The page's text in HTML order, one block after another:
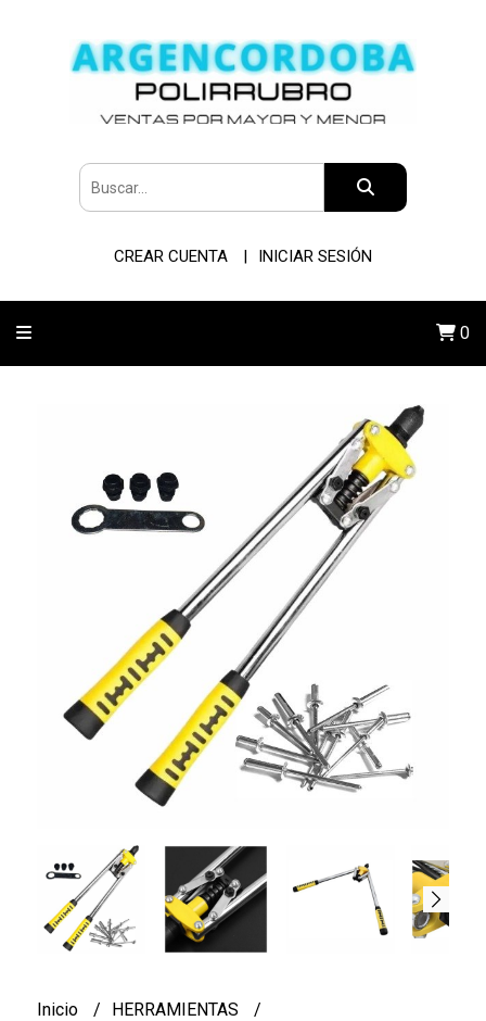
CREAR CUENTA INICIAR SESIÓN
0
Inicio
HERRAMIENTAS